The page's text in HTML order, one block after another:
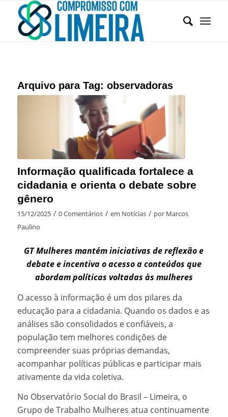
Arquivo para Tag: observadoras
Informação qualificada fortalece a
cidadania e orienta o debate sobre
gênero
15/12/2025 / 0 Comentários / em Notícias / por Marcos
Paulino
GT Mulheres mantém iniciativas de reflexão e
debate e incentiva o acesso a conteúdos que
abordam políticas voltadas às mulheres
O acesso à informação é um dos pilares da
educação para a cidadania. Quando os dados e as
análises são consolidados e confiáveis, a
população tem melhores condições de
compreender suas próprias demandas,
acompanhar políticas públicas e participar mais
ativamente da vida coletiva.
No Observatório Social do Brasil – Limeira, o
Grupo de Trabalho Mulheres atua continuamente